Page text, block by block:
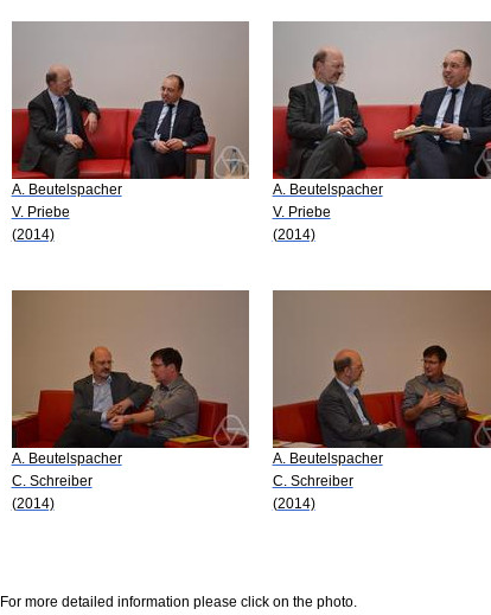
A. Beutelspacher
V. Priebe
(2014)
A. Beutelspacher
V. Priebe
(2014)
A. Beutelspacher
C. Schreiber
(2014)
A. Beutelspacher
C. Schreiber
(2014)
For more detailed information please click on the photo.